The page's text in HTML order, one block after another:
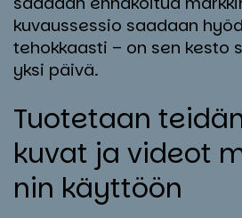
kuvaussessio saadaan
tehokkaasti – on sen kesto
yksi päivä.
Tuo­te­taan
ku­vat ja vi­deot
nin käyt­töön